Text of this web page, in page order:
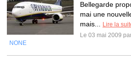
Bellegarde
mai une
mais...
Lire la
Le 03 mai 2009
NONE